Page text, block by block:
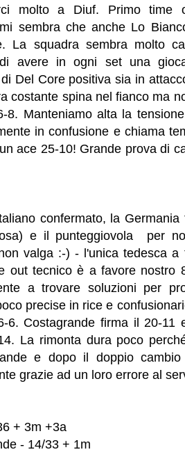
molto a Diuf. Primo time
sembra che anche Lo
La squadra sembra molto
avere in ogni set una
Del Core positiva sia in
costante spina nel fianco ma
8. Manteniamo alta la
in confusione e chiama
ace 25-10! Grande prova di
confermato, la
e il punteggiovola per
valga :-) - l'unica tedesca
out tecnico è a favore nostro
a trovare soluzioni per
precise in rice e
6. Costagrande firma il 20-11
La rimonta dura poco
e dopo il doppio cambio
grazie ad un loro errore al
+ 3m +3a
- 14/33 + 1m